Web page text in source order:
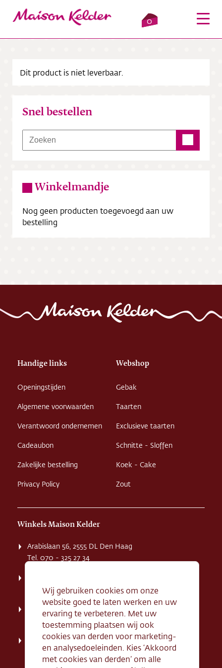
0
Verkooppunten
Bezorging
Contact
Dit product is niet leverbaar.
Snel bestellen
Winkelmandje
Nog geen producten toegevoegd aan uw
bestelling
Handige links
Openingstijden
Algemene voorwaarden
Verantwoord ondernemen
Cadeaubon
Zakelijke bestelling
Privacy Policy
Webshop
Gebak
Taarten
Exclusieve taarten
Schnitte - Sloffen
Koek - Cake
Zout
Winkels Maison Kelder
Arabislaan 56, 2555 DL Den Haag
Tel. 070 - 325 27 34
Tel. 070 - 324 94 09
Kerkstraat 71, 2242 HD Wassenaar
Tel. 070 - 517 95 07
Dorpsstraat 134, 2712 AN Zoetermeer
Tel. 079 - 316 78 95
Wij gebruiken cookies om onze
website goed te laten werken en uw
ervaring te verbeteren. Met uw
toestemming plaatsen wij ook
cookies van derden voor marketing-
en analysedoeleinden. Kies ‘Akkoord
met cookies van derden’ om alle